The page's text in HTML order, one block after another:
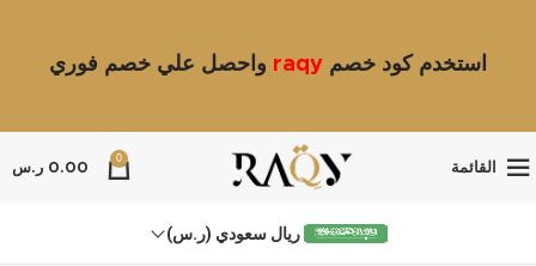
استخدم كود خصم raqy واحصل علي خصم فوري
القائمة
0
0.00 ر.س
ريال سعودي (ر.س)